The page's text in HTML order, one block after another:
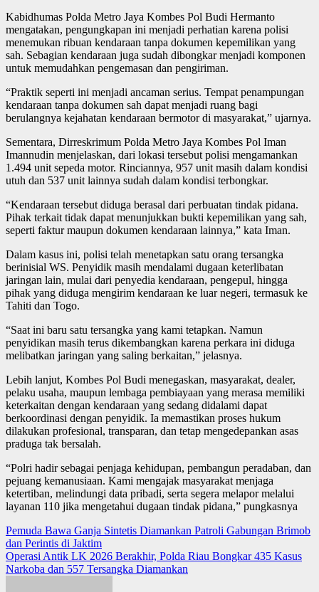
Kabidhumas Polda Metro Jaya Kombes Pol Budi Hermanto
mengatakan, pengungkapan ini menjadi perhatian karena polisi
menemukan ribuan kendaraan tanpa dokumen kepemilikan yang
sah. Sebagian kendaraan juga sudah dibongkar menjadi komponen
untuk memudahkan pengemasan dan pengiriman.
“Praktik seperti ini menjadi ancaman serius. Tempat penampungan
kendaraan tanpa dokumen sah dapat menjadi ruang bagi
berulangnya kejahatan kendaraan bermotor di masyarakat,” ujarnya.
Sementara, Dirreskrimum Polda Metro Jaya Kombes Pol Iman
Imannudin menjelaskan, dari lokasi tersebut polisi mengamankan
1.494 unit sepeda motor. Rinciannya, 957 unit masih dalam kondisi
utuh dan 537 unit lainnya sudah dalam kondisi terbongkar.
“Kendaraan tersebut diduga berasal dari perbuatan tindak pidana.
Pihak terkait tidak dapat menunjukkan bukti kepemilikan yang sah,
seperti faktur maupun dokumen kendaraan lainnya,” kata Iman.
Dalam kasus ini, polisi telah menetapkan satu orang tersangka
berinisial WS. Penyidik masih mendalami dugaan keterlibatan
jaringan lain, mulai dari penyedia kendaraan, pengepul, hingga
pihak yang diduga mengirim kendaraan ke luar negeri, termasuk ke
Tahiti dan Togo.
“Saat ini baru satu tersangka yang kami tetapkan. Namun
penyidikan masih terus dikembangkan karena perkara ini diduga
melibatkan jaringan yang saling berkaitan,” jelasnya.
Lebih lanjut, Kombes Pol Budi menegaskan, masyarakat, dealer,
pelaku usaha, maupun lembaga pembiayaan yang merasa memiliki
keterkaitan dengan kendaraan yang sedang didalami dapat
berkoordinasi dengan penyidik. Ia memastikan proses hukum
dilakukan profesional, transparan, dan tetap mengedepankan asas
praduga tak bersalah.
“Polri hadir sebagai penjaga kehidupan, pembangun peradaban, dan
pejuang kemanusiaan. Kami mengajak masyarakat menjaga
ketertiban, melindungi data pribadi, serta segera melapor melalui
layanan 110 jika mengetahui dugaan tindak pidana,” pungkasnya
Post
navigation
Pemuda Bawa Ganja Sintetis Diamankan Patroli Gabungan Brimob
dan Perintis di Jaktim
Operasi Antik LK 2026 Berakhir, Polda Riau Bongkar 435 Kasus
Narkoba dan 557 Tersangka Diamankan